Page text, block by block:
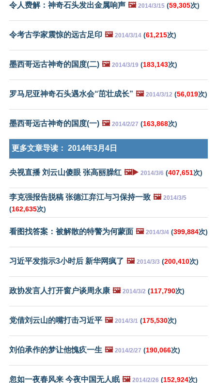
令人费解：神奇石头发出金属响声 🖼️ 2014/3/15 (59,305次)
令考古学家震惊的远古足印 🖼️ 2014/3/14 (61,215次)
墨西哥远古神奇的国度(二) 🖼️ 2014/3/19 (183,143次)
罗马尼亚神奇石头遇水会“茁壮成长” 🖼️ 2014/3/12 (56,019次)
墨西哥远古神奇的国度(一) 🖼️ 2014/2/27 (163,868次)
更多文章导读： 2014年3月4日
央视直播 刘云山傻眼 张高丽臊红 🖼️▶️ 2014/3/6 (407,651次)
李克强报告脱稿 张德江弃江与习保持一致 🖼️ 2014/3/5
(162,635次)
看图找答案：被解散的特警为何蒙面 🖼️ 2014/3/4 (399,884次)
习近平发指示3小时后 新华网疯了 🖼️ 2014/3/3 (200,410次)
政协发言人打开窗户谈周永康 🖼️ 2014/3/2 (117,790次)
党借刘云山的嘴打击习近平 🖼️ 2014/3/1 (175,530次)
刘伯承作的梦让他愧疚一生 🖼️ 2014/2/27 (190,066次)
忽如一夜春风来 今夜中国无人眠 🖼️ 2014/2/26 (152,924次)